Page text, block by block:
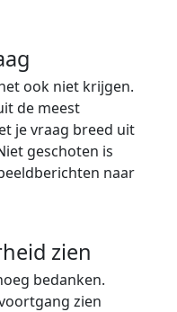
ook niet krijgen.
de meest
je vraag breed uit
geschoten is
naar
zien
bedanken.
zien